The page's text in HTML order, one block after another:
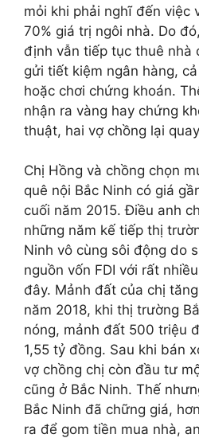
mỏi khi phải nghĩ đến việc
70% giá trị ngôi nhà. Do
định vẫn tiếp tục thuê nhà
gửi tiết kiệm ngân hàng,
hoặc chơi chứng khoán.
nhận ra vàng hay chứng
thuật, hai vợ chồng lại
Chị Hồng và chồng chọn
quê nội Bắc Ninh có giá
cuối năm 2015. Điều anh
những năm kế tiếp thị
Ninh vô cùng sôi động do
nguồn vốn FDI với rất
đây. Mảnh đất của chị
năm 2018, khi thị trường
nóng, mảnh đất 500 triệu
1,55 tỷ đồng. Sau khi bán
vợ chồng chị còn đầu tư
cũng ở Bắc Ninh. Thế
Bắc Ninh đã chững giá,
ra để gom tiền mua nhà,